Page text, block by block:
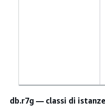
db.r7g — classi di